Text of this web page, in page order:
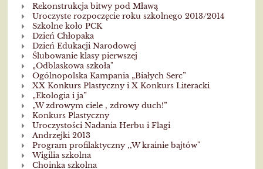
kroniki
szkolnej
2013/2014
Rekonstrukcja bitwy pod Mławą
Uroczyste rozpoczęcie roku szkolnego 2013/2014
Szkolne koło PCK
Dzień Chłopaka
Dzień Edukacji Narodowej
Ślubowanie klasy pierwszej
„Odblaskowa szkoła"
Ogólnopolska Kampania „Białych Serc”
XX Konkurs Plastyczny i X Konkurs Literacki
„Ekologia i ja”
„W zdrowym ciele , zdrowy duch!”
Konkurs Plastyczny
Uroczystości Nadania Herbu i Flagi
Andrzejki 2013
Program profilaktyczny ,,W krainie bajtów"
Wigilia szkolna
Choinka szkolna